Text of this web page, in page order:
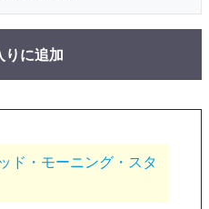
りに追加
ド・モーニング・スタ